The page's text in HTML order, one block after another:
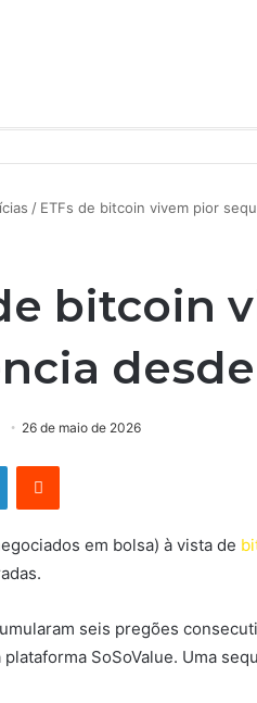
/ ETFs de bitcoin vivem pior
bitcoin
26 de maio de 2026
LinkedinReddit
em bolsa) à vista de
seis pregões
SoSoValue. Uma